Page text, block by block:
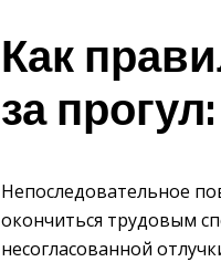
Как
за
Непоследовательное
окончиться трудовым
несогласованной